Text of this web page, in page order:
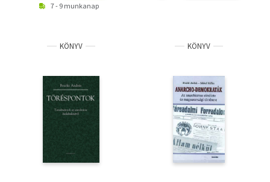
7 - 9 munkanap
KÖNYV KÖNYV